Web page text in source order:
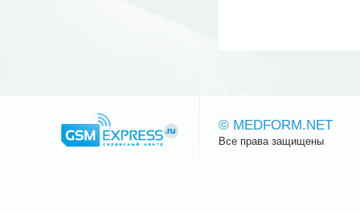
© MEDFORM.NET
Все права защищены